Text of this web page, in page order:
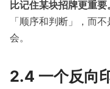
比记住某块招牌更重要。
「顺序和判断」，而
会。
2.4 一个反向